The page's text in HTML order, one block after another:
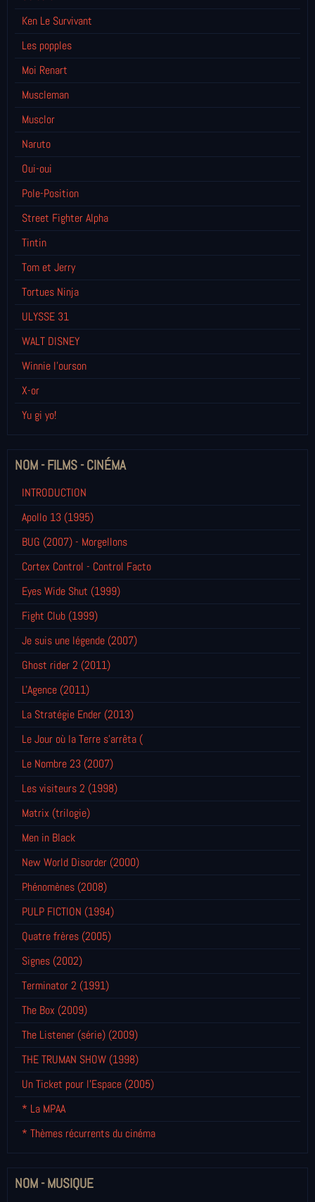
Ken Le Survivant
Les popples
Moi Renart
Muscleman
Musclor
Naruto
Oui-oui
Pole-Position
Street Fighter Alpha
Tintin
Tom et Jerry
Tortues Ninja
ULYSSE 31
WALT DISNEY
Winnie l’ourson
X-or
Yu gi yo!
NOM - FILMS - CINÉMA
INTRODUCTION
Apollo 13 (1995)
BUG (2007) - Morgellons
Cortex Control - Control Facto
Eyes Wide Shut (1999)
Fight Club (1999)
Je suis une légende (2007)
Ghost rider 2 (2011)
L'Agence (2011)
La Stratégie Ender (2013)
Le Jour où la Terre s'arrêta (
Le Nombre 23 (2007)
Les visiteurs 2 (1998)
Matrix (trilogie)
Men in Black
New World Disorder (2000)
Phénomènes (2008)
PULP FICTION (1994)
Quatre frères (2005)
Signes (2002)
Terminator 2 (1991)
The Box (2009)
The Listener (série) (2009)
THE TRUMAN SHOW (1998)
Un Ticket pour l'Espace (2005)
* La MPAA
* Thèmes récurrents du cinéma
NOM - MUSIQUE